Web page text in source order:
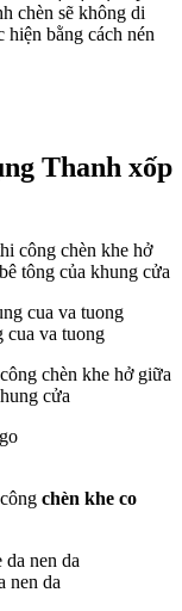
chèn sẽ không di
bằng cách nén
Thanh xốp
công chèn khe hở
tông của khung cửa
cua va tuong
chèn khe hở giữa
cửa
chèn khe co
nen da